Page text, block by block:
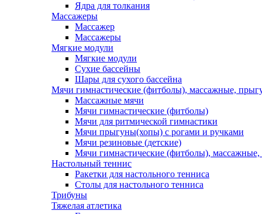
Ядра для толкания
Массажеры
Массажер
Массажеры
Мягкие модули
Мягкие модули
Сухие бассейны
Шары для сухого бассейна
Мячи гимнастические (фитболы), массажные,
Массажные мячи
Мячи гимнастические (фитболы)
Мячи для ритмической гимнастики
Мячи прыгуны(хопы) с рогами и ручками
Мячи резиновые (детские)
Мячи гимнастические (фитболы),
Настольный теннис
Ракетки для настольного тенниса
Столы для настольного тенниса
Трибуны
Тяжелая атлетика